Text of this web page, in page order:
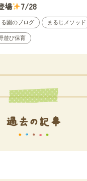
場 7/28
る園のブログ まるじメソッド
遊び保育
過去の記事